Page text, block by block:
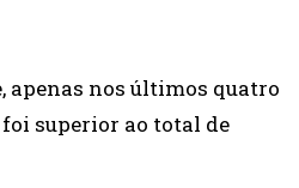
apenas nos últimos quatro
superior ao total de